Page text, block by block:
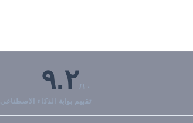
٩.٢/١٠
تقييم بوابة الذكاء الاصطناعي